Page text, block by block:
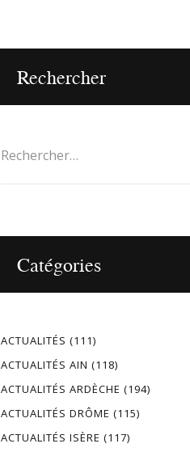
Rechercher
Catégories
ACTUALITÉS (111)
ACTUALITÉS AIN (118)
ACTUALITÉS ARDÈCHE (194)
ACTUALITÉS DRÔME (115)
ACTUALITÉS ISÈRE (117)